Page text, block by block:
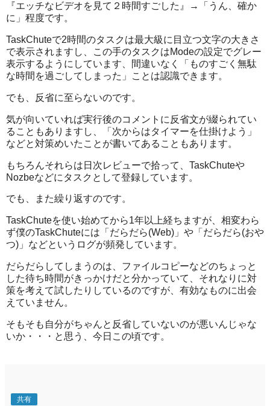
『エッチなビデオを見て２時間すごした』→「うん、確か
に」程度です。
TaskChuteで2時間のタスクは最大級に目立つ文字の大きさ
で表示されますし、この手のタスクはModeの設定でグレー
表示するようにしています、間違いなく「ものすごく無駄
な時間を過ごしてしまった」ことは認識できます。
でも、反省に至らないのです。
気が向いていれば実行後のコメントに反省文が綴られてい
ることもありますし、「次からはタイマーを仕掛けよう」
などと対策めいたことが書いてあることもあります。
もちろんそれらは日次レビューで拾って、TaskChuteや
Nozbeなどにタスクとして登録しています。
でも、また繰り返すのです。
TaskChuteを使い始めてから1年以上経ちますが、相変わら
ず僕のTaskChuteには「だらだら(Web)」や「だらだら(おや
つ)」などというログが頻発しています。
だらだらしてしまうのは、ファイルコピーなどのちょっと
した待ち時間がきっかけだと分かっていて、それなりに対
策を考えて試したりしているのですが、有効なものに出会
えていません。
そもそも自分がちゃんと反省していないのが悪いんじゃな
いか・・・と思う、今日この頃です。
共有